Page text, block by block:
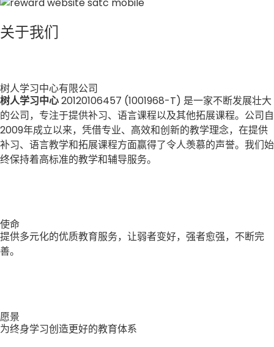
关于我们
树人学习中心有限公司
树人学习中心20120106457 (1001968-T) 是一家不断发展壮大
的公司，专注于提供补习、语言课程以及其他拓展课程。公司自
2009年成立以来，凭借专业、高效和创新的教学理念，在提供
补习、语言教学和拓展课程方面赢得了令人羡慕的声誉。我们始
终保持着高标准的教学和辅导服务。
使命
提供多元化的优质教育服务，让弱者变好，强者愈强，不断完
善。
愿景
为终身学习创造更好的教育体系